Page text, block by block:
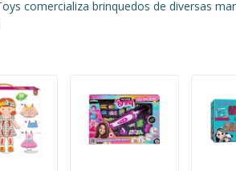
comercializa brinquedos de diversas